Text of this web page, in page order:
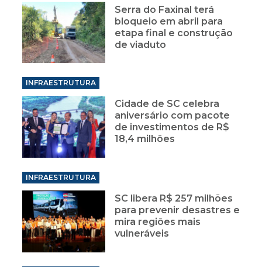
Serra do Faxinal terá
bloqueio em abril para
etapa final e construção
de viaduto
INFRAESTRUTURA
Cidade de SC celebra
aniversário com pacote
de investimentos de R$
18,4 milhões
INFRAESTRUTURA
SC libera R$ 257 milhões
para prevenir desastres e
mira regiões mais
vulneráveis